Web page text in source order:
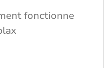
fonctionne